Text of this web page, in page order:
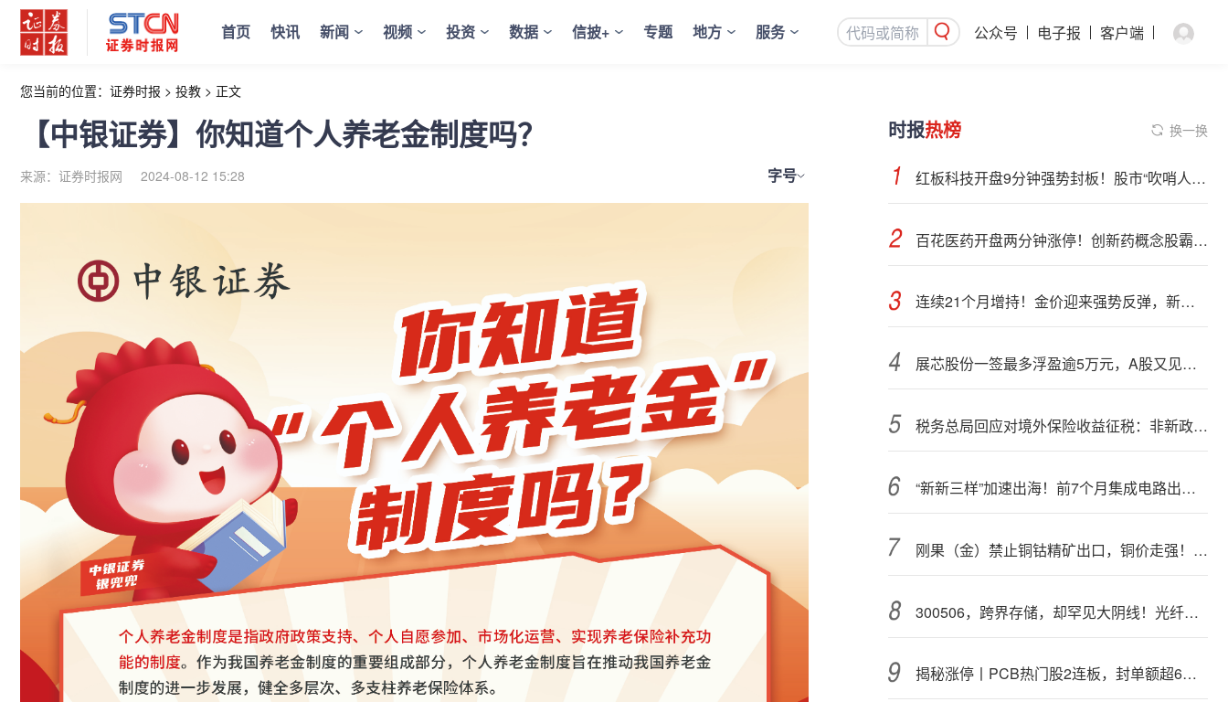
首页 快讯 新闻 视频 投资 数据 信披+ 专题 地方 服务 公众号 电子报 客户端
您当前的位置： 证券时报 > 投教 > 正文
【中银证券】你知道个人养老金制度吗？
来源：证券时报网 2024-08-12 15:28 字号
时报热榜 换一换
红板科技开盘9分钟强势封板！股市“吹哨人”突然改口！市场风向变了？
百花医药开盘两分钟涨停！创新药概念股霸屏，业绩预喜股来了
连续21个月增持！金价迎来强势反弹，新一轮上行窗口开启？
展芯股份一签最多浮盈逾5万元，A股又见肉签
税务总局回应对境外保险收益征税：非新政策，无需过度解读
“新新三样”加速出海！前7个月集成电路出口额接近翻倍
刚果（金）禁止铜钴精矿出口，铜价走强！多家公司最新回应
300506，跨界存储，却罕见大阴线！光纤需求激增，稀土细分原料，火了
揭秘涨停丨PCB热门股2连板，封单额超6亿元